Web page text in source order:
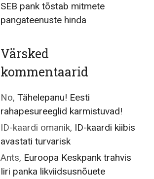
SEB pank tõstab mitmete
pangateenuste hinda
Värsked
kommentaarid
No, Tähelepanu! Eesti
rahapesureeglid karmistuvad!
ID-kaardi omanik, ID-kaardi kiibis
avastati turvarisk
Ants, Euroopa Keskpank trahvis
Iiri panka likviidsusnõuete